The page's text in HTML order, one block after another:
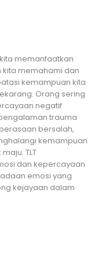
memanfaatkan
kita memahami dan
kemampuan kita
Orang sering
negatif
trauma
bersalah,
kemampuan
TLT
dan kepercayaan
emosi yang
kejayaan dalam